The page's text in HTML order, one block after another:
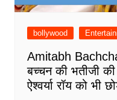
bollywood
Amitabh
बच्चन की भतीजी
ऐश्वर्या रॉय को भी